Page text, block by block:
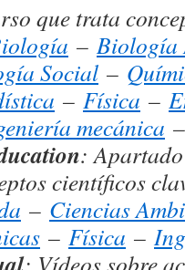
que trata
–Biología
Social –
– Física –
mecánica
:
científicos
– Ciencias
– Física –
: Vídeos sobre